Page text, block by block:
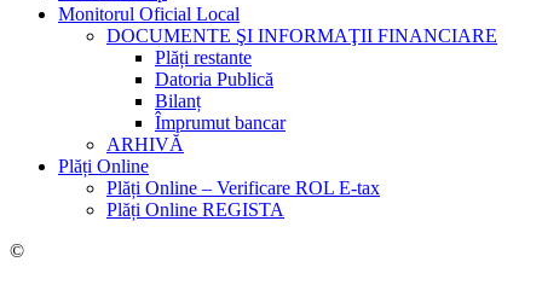
Monitorul Oficial Local
DOCUMENTE ŞI INFORMAŢII FINANCIARE
Plăți restante
Datoria Publică
Bilanț
Împrumut bancar
ARHIVĂ
Plăți Online
Plăți Online – Verificare ROL E-tax
Plăți Online REGISTA
©